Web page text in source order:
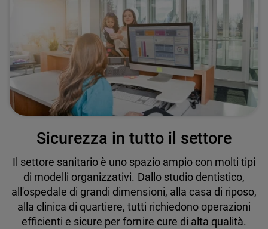
Sicurezza in tutto il settore
Il settore sanitario è uno spazio ampio con molti tipi
di modelli organizzativi. Dallo studio dentistico,
all'ospedale di grandi dimensioni, alla casa di riposo,
alla clinica di quartiere, tutti richiedono operazioni
efficienti e sicure per fornire cure di alta qualità.